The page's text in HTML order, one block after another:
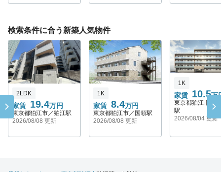
検索条件に合う新築人気物件
2LDK
家賃 19.4万円
東京都狛江市／狛江駅
2026/08/08 更新
1K
家賃 8.4万円
東京都狛江市／国領駅
2026/08/08 更新
1K
家賃 10.5万
東京都狛江市／
駅
2026/08/04 更新